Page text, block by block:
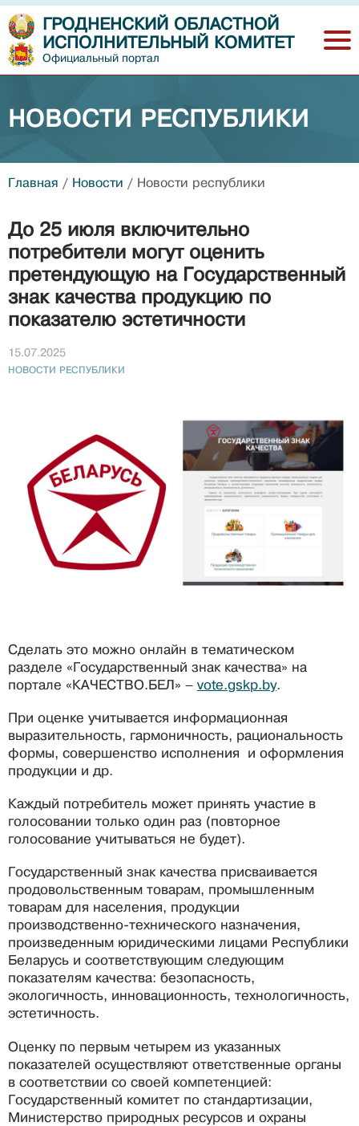
ГРОДНЕНСКИЙ ОБЛАСТНОЙ
ИСПОЛНИТЕЛЬНЫЙ КОМИТЕТ
Официальный портал
НОВОСТИ РЕСПУБЛИКИ
Главная / Новости / Новости республики
До 25 июля включительно
потребители могут оценить
претендующую на Государственный
знак качества продукцию по
показателю эстетичности
15.07.2025
НОВОСТИ РЕСПУБЛИКИ
Сделать это можно онлайн в тематическом
разделе «Государственный знак качества» на
портале «КАЧЕСТВО.БЕЛ» – vote.gskp.by.
При оценке учитывается информационная
выразительность, гармоничность, рациональность
формы, совершенство исполнения и оформления
продукции и др.
Каждый потребитель может принять участие в
голосовании только один раз (повторное
голосование учитываться не будет).
Государственный знак качества присваивается
продовольственным товарам, промышленным
товарам для населения, продукции
производственно-технического назначения,
произведенным юридическими лицами Республики
Беларусь и соответствующим следующим
показателям качества: безопасность,
экологичность, инновационность, технологичность,
эстетичность.
Оценку по первым четырем из указанных
показателей осуществляют ответственные органы
в соответствии со своей компетенцией:
Государственный комитет по стандартизации,
Министерство природных ресурсов и охраны